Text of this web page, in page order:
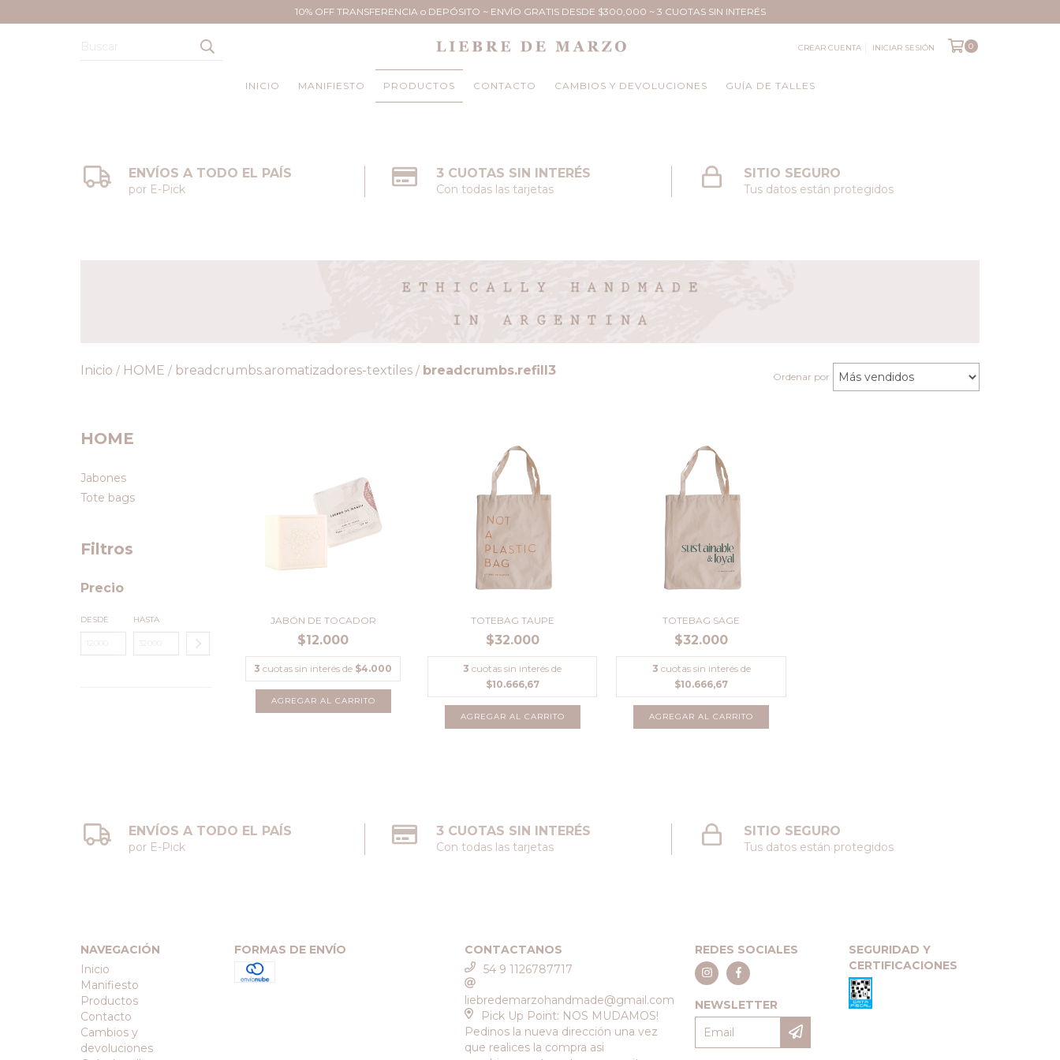
10% OFF TRANSFERENCIA o DEPÓSITO ~ ENVÍO GRATIS DESDE $300,000 ~ 3 CUOTAS SIN INTERÉS
CREAR CUENTA INICIAR SESIÓN 0
INICIO MANIFIESTO PRODUCTOS CONTACTO CAMBIOS Y DEVOLUCIONES GUÍA DE TALLES
ENVÍOS A TODO EL PAÍS
por E-Pick
3 CUOTAS SIN INTERÉS
Con todas las tarjetas
SITIO SEGURO
Tus datos están protegidos
Inicio / HOME / breadcrumbs.aromatizadores-textiles / breadcrumbs.refill3 Ordenar por
HOME
Jabones
Tote bags
Filtros
Precio
DESDE HASTA JABÓN DE TOCADOR
$12.000
3 cuotas sin interés de $4.000
TOTEBAG TAUPE
$32.000
3 cuotas sin interés de
$10.666,67
TOTEBAG SAGE
$32.000
3 cuotas sin interés de
$10.666,67
ENVÍOS A TODO EL PAÍS
por E-Pick
3 CUOTAS SIN INTERÉS
Con todas las tarjetas
SITIO SEGURO
Tus datos están protegidos
NAVEGACIÓN
Inicio
Manifiesto
Productos
Contacto
Cambios y
devoluciones
FORMAS DE ENVÍO
CONTACTANOS
54 9 1126787717
liebredemarzohandmade@gmail.com
Pick Up Point: NOS MUDAMOS!
Pedinos la nueva dirección una vez
que realices la compra asi
REDES SOCIALES
NEWSLETTER
SEGURIDAD Y
CERTIFICACIONES